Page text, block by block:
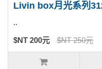
Livin box月光系列
..
$NT 200元 $NT 250元